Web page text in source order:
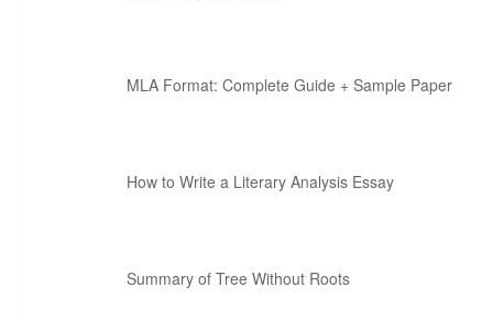
MLA Format: Complete Guide + Sample Paper
How to Write a Literary Analysis Essay
Summary of Tree Without Roots